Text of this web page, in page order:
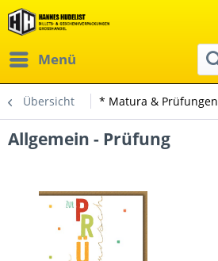
Menü
Übersicht * Matura & Prüfungen
Allgemein - Prüfung